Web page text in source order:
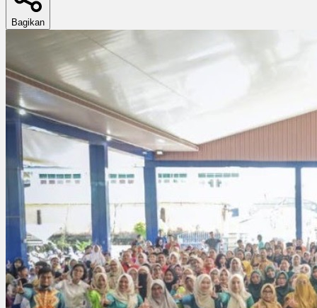
Bagikan